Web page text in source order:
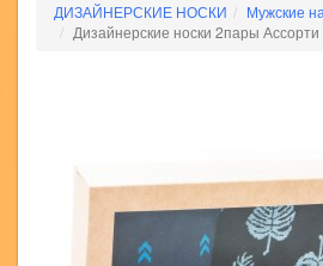
ДИЗАЙНЕРСКИЕ НОСКИ
Мужские
Дизайнерские носки 2пары